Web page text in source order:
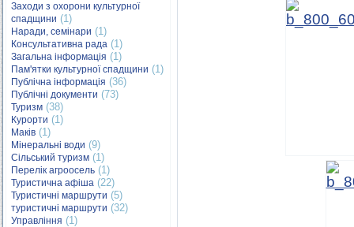
Заходи з охорони культурної
спадщини (1)
Наради, семінари (1)
Консультативна рада (1)
Загальна інформація (1)
Пам'ятки культурної спадщини (1)
Публічна інформація (36)
Публічні документи (73)
Туризм (38)
Курорти (1)
Маків (1)
Мінеральні води (9)
Сільський туризм (1)
Перелік агроосель (1)
Туристична афіша (22)
Туристичні маршрути (5)
туристичні маршрути (32)
Управління (1)